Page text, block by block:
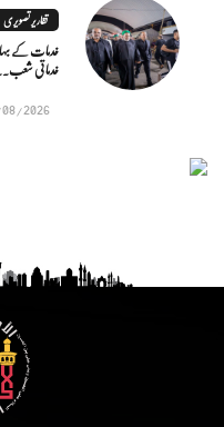
تقاریر تصویری
خدمات کے
خدماتی
2026